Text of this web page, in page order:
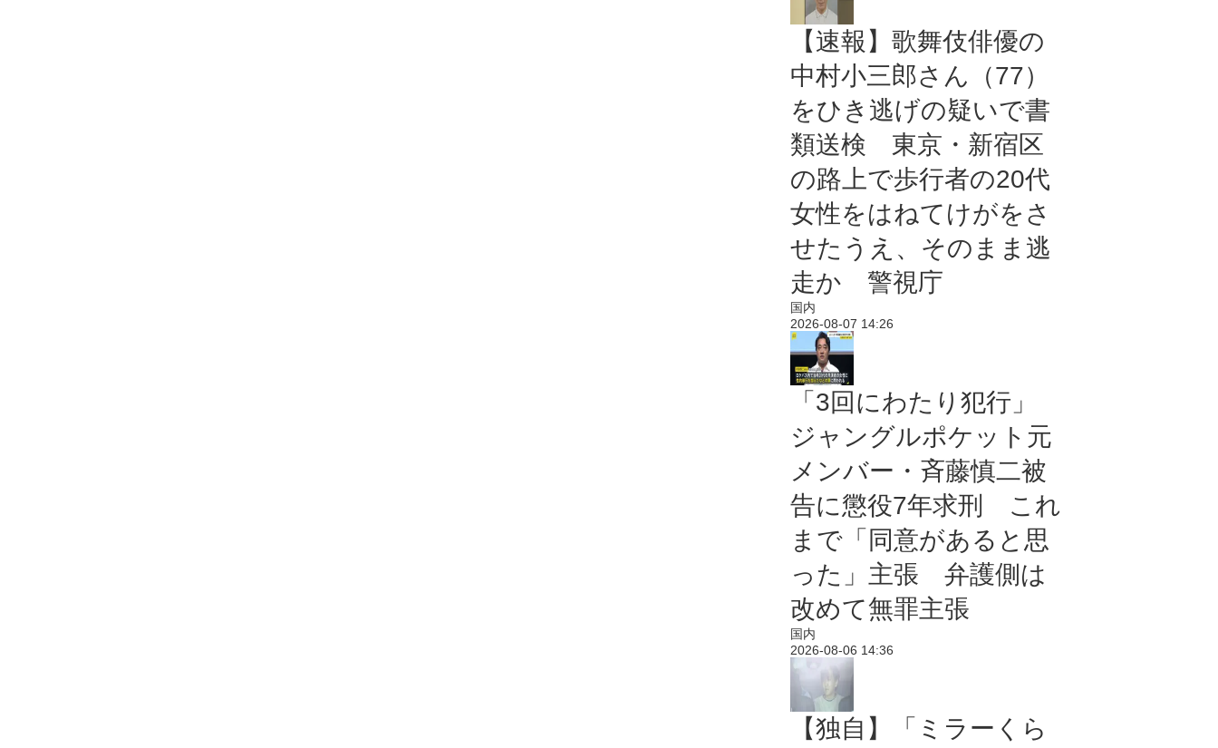
【速報】歌舞伎俳優の
中村小三郎さん（77）
をひき逃げの疑いで書
類送検 東京・新宿区
の路上で歩行者の20代
女性をはねてけがをさ
せたうえ、そのまま逃
走か 警視庁
国内
2026-08-07 14:26
「3回にわたり犯行」
ジャングルポケット元
メンバー・斉藤慎二被
告に懲役7年求刑 これ
まで「同意があると思
った」主張 弁護側は
改めて無罪主張
国内
2026-08-06 14:36
【独自】「ミラーくら